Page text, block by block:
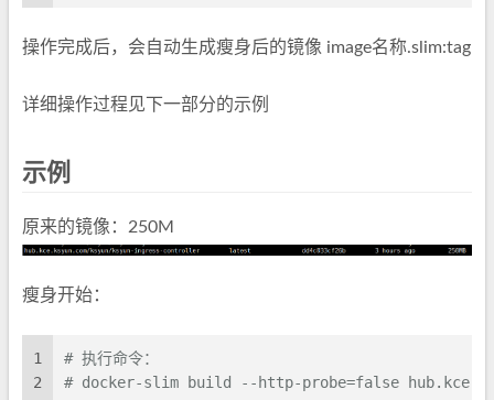
操作完成后，会自动生成瘦身后的镜像 image名称.slim:tag
详细操作过程见下一部分的示例
示例
原来的镜像：250M
瘦身开始：
1
2
# 执行命令：
# docker-slim build --http-probe=false